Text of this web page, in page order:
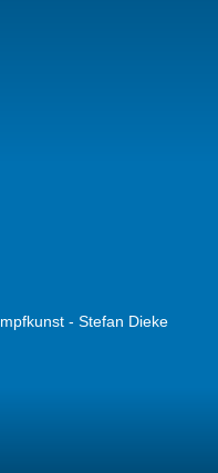
- Stefan Dieke